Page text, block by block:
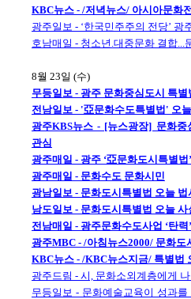
KBC뉴스 - /저녁뉴스/ 아시아문화
광주일보 - ‘한국민주주의 전당’ 광
호남매일 - 청소년.대중문화 결합...
8월 23일 (수)
무등일보 - 광주 문화중심도시 특
전남일보 - '亞문화수도특별법' 오
광주KBS뉴스 - [뉴스광장] 문화
관심
광주매일 - 광주 ‘亞문화도시특별법’
광주매일 - 문화수도 문화시민
광남일보 - 문화도시특별법 오늘 법
남도일보 - 문화도시특별법 오늘 사
전남매일 - 광주문화수도사업 ‘탄력’
광주MBC - /아침뉴스2000/ 문화도
KBC뉴스 - /KBC뉴스지금/ 특별법
광주드림 - 시, 문화소외계층에게
무등일보 - 문화예술교육이 성과를